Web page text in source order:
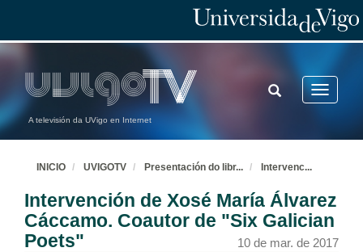
A televisión da UVigo en Internet
Toggle
TOGGLE
SEARCH
INICIO UVIGOTV Presentación do libr... Intervenc...
Intervención de Xosé María Álvarez
Cáccamo. Coautor de "Six Galician
Poets"
10 de mar. de 2017